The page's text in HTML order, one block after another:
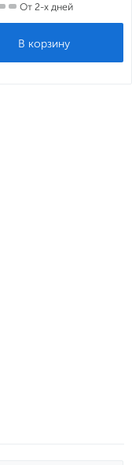
От 2-х дней